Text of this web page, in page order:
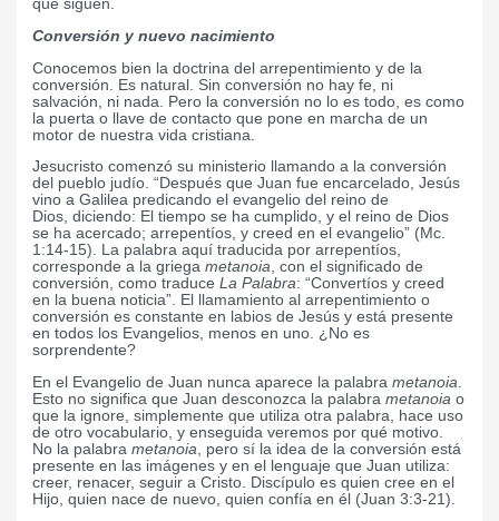
que siguen.
Conversión y nuevo nacimiento
Conocemos bien la doctrina del arrepentimiento y de la
conversión. Es natural. Sin conversión no hay fe, ni
salvación, ni nada. Pero la conversión no lo es todo, es como
la puerta o llave de contacto que pone en marcha de un
motor de nuestra vida cristiana.
Jesucristo comenzó su ministerio llamando a la conversión
del pueblo judío. “Después que Juan fue encarcelado, Jesús
vino a Galilea predicando el evangelio del reino de
Dios, diciendo: El tiempo se ha cumplido, y el reino de Dios
se ha acercado; arrepentíos, y creed en el evangelio” (Mc.
1:14-15). La palabra aquí traducida por arrepentíos,
corresponde a la griegametanoia, con el significado de
conversión, como traduceLa Palabra: “Convertíos y creed
en la buena noticia”. El llamamiento al arrepentimiento o
conversión es constante en labios de Jesús y está presente
en todos los Evangelios, menos en uno. ¿No es
sorprendente?
En el Evangelio de Juan nunca aparece la palabrametanoia.
Esto no significa que Juan desconozca la palabrametanoia o
que la ignore, simplemente que utiliza otra palabra, hace uso
de otro vocabulario, y enseguida veremos por qué motivo.
No la palabrametanoia, pero sí la idea de la conversión está
presente en las imágenes y en el lenguaje que Juan utiliza:
creer, renacer, seguir a Cristo. Discípulo es quien cree en el
Hijo, quien nace de nuevo, quien confía en él (Juan 3:3-21).